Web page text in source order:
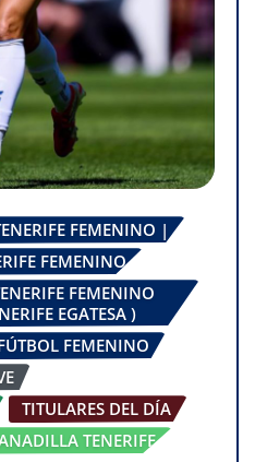
FEMENINO |
FEMENINO
FEMENINO
EGATESA )
FEMENINO
TITULARES DEL DÍA
TENERIFE